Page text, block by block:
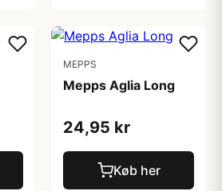
MEPPS
Mepps Aglia Long
24,95 kr
Køb her